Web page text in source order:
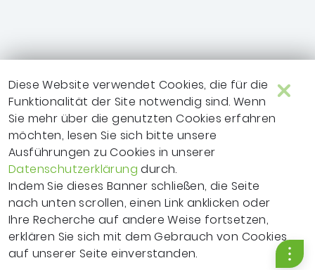
Diese Website verwendet Cookies, die für die
Funktionalität der Site notwendig sind. Wenn
Sie mehr über die genutzten Cookies erfahren
möchten, lesen Sie sich bitte unsere
Ausführungen zu Cookies in unserer
Datenschutzerklärung durch.
Indem Sie dieses Banner schließen, die Seite
nach unten scrollen, einen Link anklicken oder
Ihre Recherche auf andere Weise fortsetzen,
erklären Sie sich mit dem Gebrauch von Cookies
auf unserer Seite einverstanden.
Footer-Navigation
ZURÜCK ZU SVLFG.DE
EINWILLIGUNGSERKLÄRUNG
IMPRESSUM
NUTZUNGSBEDINGUNGEN